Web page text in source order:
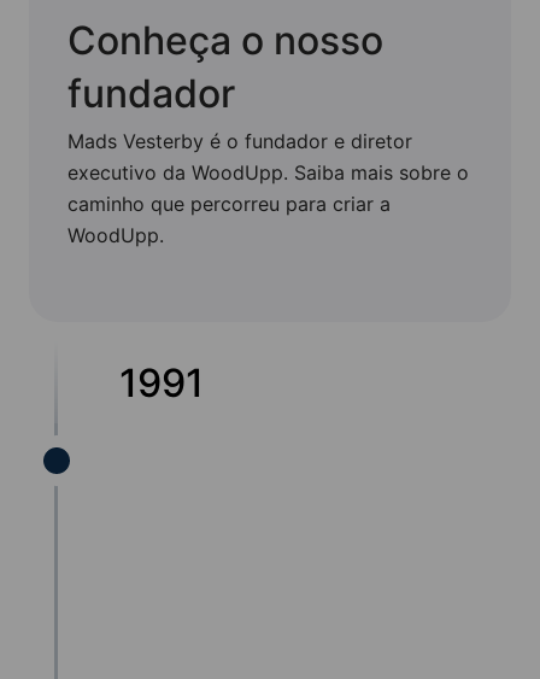
Conheça o nosso
fundador
Mads Vesterby é o fundador e diretor
executivo da WoodUpp. Saiba mais sobre o
caminho que percorreu para criar a
WoodUpp.
1991